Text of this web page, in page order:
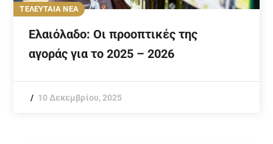
ΤΕΛΕΥΤΑΙΑ ΝΕΑ
Ελαιόλαδο: Οι προοπτικές της
αγοράς για το 2025 – 2026
10 Δεκεμβρίου, 2025